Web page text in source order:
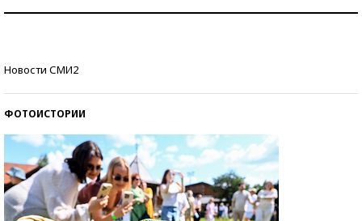
Новости СМИ2
ФОТОИСТОРИИ